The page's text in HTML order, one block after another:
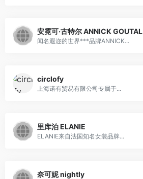
安霓可·古特尔 ANNICK GOUTAL
闻名遐迩的世界***品牌ANNICK...
circlofy
上海诺有贸易有限公司专属于...
里库泊 ELANIE
ELANIE来自法国知名女装品牌...
奈可妮 nightly